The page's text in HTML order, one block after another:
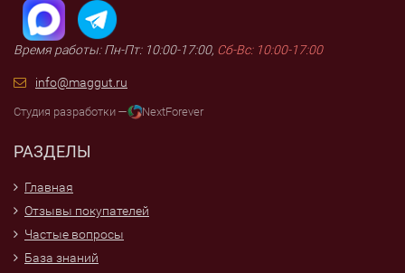
Время работы: Пн-Пт: 10:00-17:00, Сб-Вс: 10:00-17:00
info@maggut.ru
Студия разработки — NextForever
РАЗДЕЛЫ
Главная
Отзывы покупателей
Частые вопросы
База знаний